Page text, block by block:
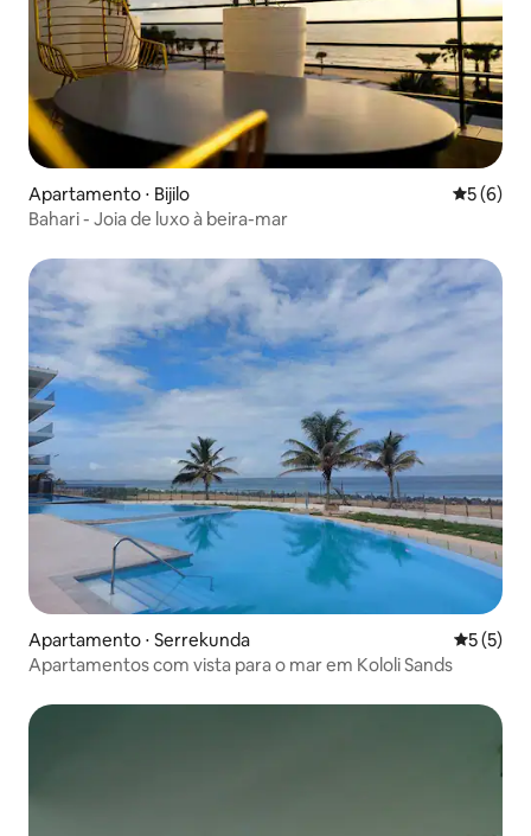
Apartamento ⋅ Bijilo 5 de
5 (6)
Bahari - Joia de luxo à beira-mar
Apartamento ⋅ Serrekunda 5 de
5 (5)
Apartamentos com vista para o mar em Kololi Sands